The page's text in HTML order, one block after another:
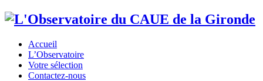
Accueil
L’Observatoire
Votre sélection
Contactez-nous